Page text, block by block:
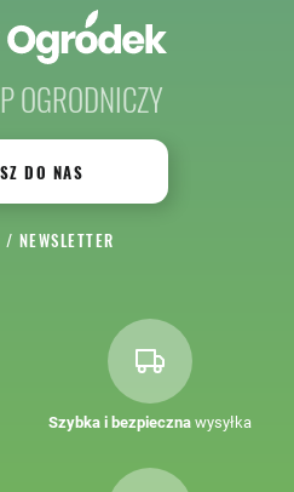
OGRODNICZY
DO NAS
/ NEWSLETTER
Szybka i bezpiecznawysyłka